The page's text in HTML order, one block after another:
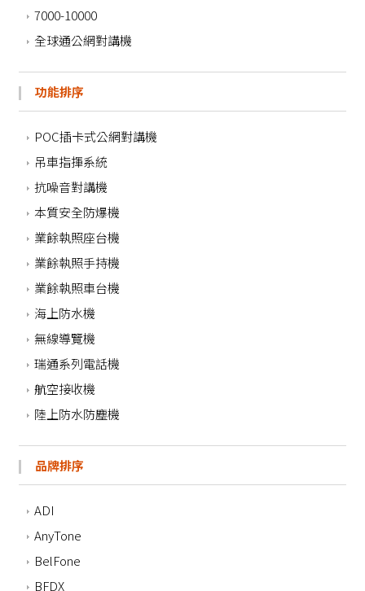
7000-10000
全球通公網對講機
功能排序
POC插卡式公網對講機
吊車指揮系統
抗噪音對講機
本質安全防爆機
業餘執照座台機
業餘執照手持機
業餘執照車台機
海上防水機
無線導覽機
瑞通系列電話機
航空接收機
陸上防水防塵機
品牌排序
ADI
AnyTone
BelFone
BFDX